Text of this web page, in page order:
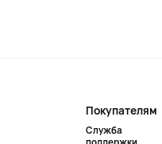
Покупателям
Служба